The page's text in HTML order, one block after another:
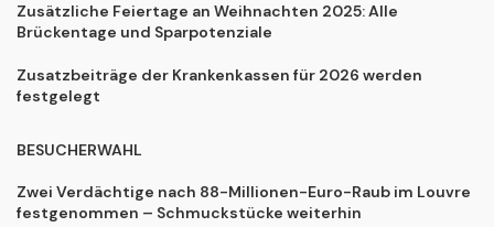
Zusätzliche Feiertage an Weihnachten 2025: Alle
Brückentage und Sparpotenziale
Zusatzbeiträge der Krankenkassen für 2026 werden
festgelegt
BESUCHERWAHL
Zwei Verdächtige nach 88-Millionen-Euro-Raub im Louvre
festgenommen – Schmuckstücke weiterhin